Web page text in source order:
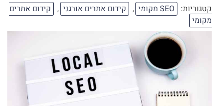
קטגוריות:
SEO מקומי , קידום אתרים אורגני , קידום אתרים
מקומי